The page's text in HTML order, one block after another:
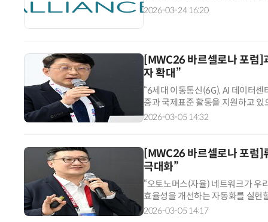
24일 통신 업계에 따르면, 최근
2026-03-24 16:20
[MWC26 바르셀로나 포럼]
자 확대”
“6세대 이동통신(6G), AI 데이터
증과 국제표준 활동을 지원하고 있
이기 위해 노력하고 있습니다.” 최
2026-03-05 14:32
[MWC26 바르셀로나 포럼
극대화”
“오토노머스(자율) 네트워크가 우
효율성을 개선하는 자동화를 실현
핵심 네트워크 전략으로 AI와 네
2026-03-05 14:17